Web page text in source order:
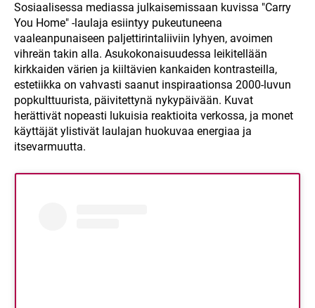
Sosiaalisessa mediassa julkaisemissaan kuvissa "Carry
You Home" -laulaja esiintyy pukeutuneena
vaaleanpunaiseen paljettirintaliiviin lyhyen, avoimen
vihreän takin alla. Asukokonaisuudessa leikitellään
kirkkaiden värien ja kiiltävien kankaiden kontrasteilla,
estetiikka on vahvasti saanut inspiraationsa 2000-luvun
popkulttuurista, päivitettynä nykypäivään. Kuvat
herättivät nopeasti lukuisia reaktioita verkossa, ja monet
käyttäjät ylistivät laulajan huokuvaa energiaa ja
itsevarmuutta.